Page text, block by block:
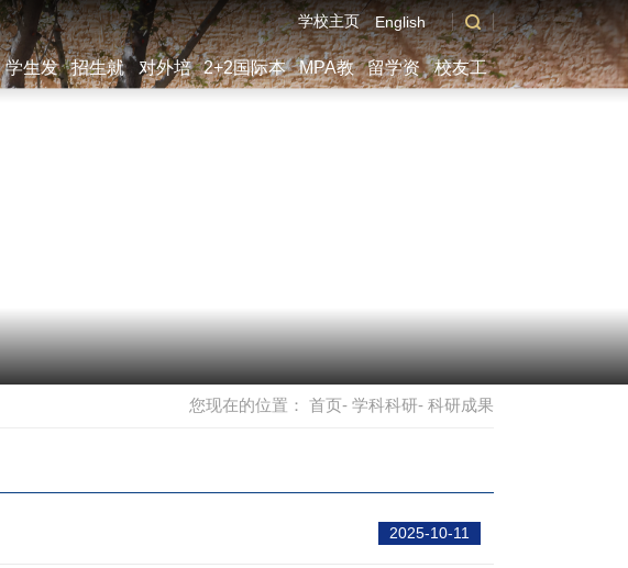
学校主页 English
学生发 招生就 对外培 2+2国际本 MPA教 留学资 校友工
您现在的位置： 首页- 学科科研- 科研成果
2025-10-11